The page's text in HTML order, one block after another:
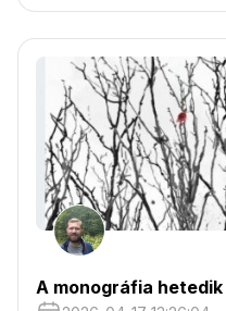
A monográfia